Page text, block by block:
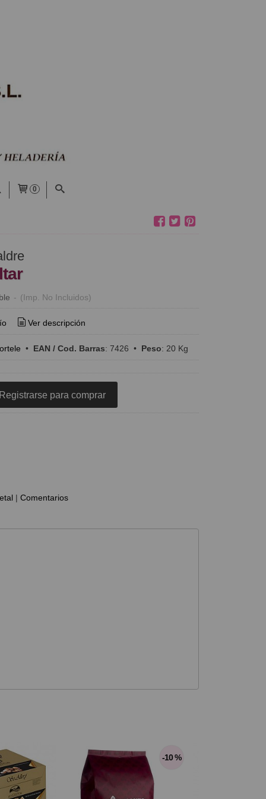
0
- (Imp. No Incluidos)
Ver descripción
• EAN / Cod. Barras: 7426 • Peso: 20 Kg
Registrarse para comprar
| Comentarios
-10 %